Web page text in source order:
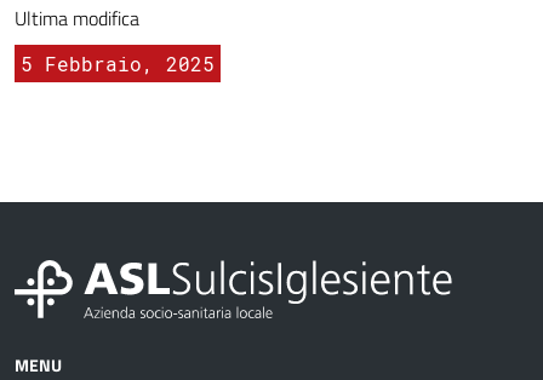
Ultima modifica
5 Febbraio, 2025
MENU